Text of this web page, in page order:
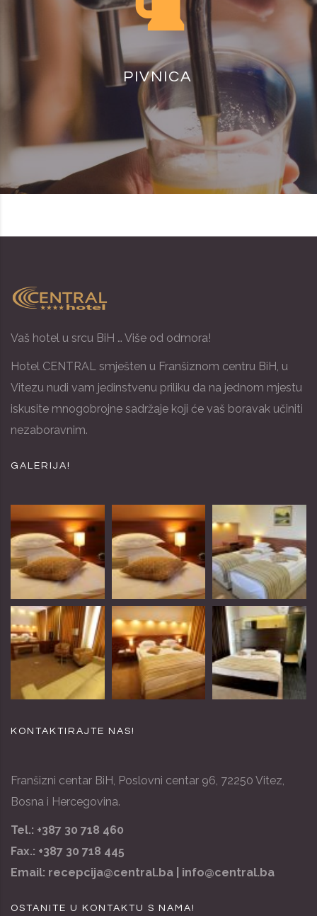
PIVNICA
Vaš hotel u srcu BiH … Više od odmora!
Hotel CENTRAL smješten u Franšiznom centru BiH, u
Vitezu nudi vam jedinstvenu priliku da na jednom mjestu
iskusite mnogobrojne sadržaje koji će vaš boravak učiniti
nezaboravnim.
GALERIJA!
KONTAKTIRAJTE NAS!
Franšizni centar BiH, Poslovni centar 96, 72250 Vitez,
Bosna i Hercegovina.
Tel.: +387 30 718 460
Fax.: +387 30 718 445
Email: recepcija@central.ba | info@central.ba
OSTANITE U KONTAKTU S NAMA!